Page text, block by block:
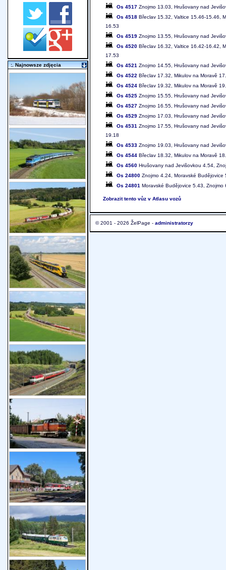
Os 4517 Znojmo 13.03, Hrušovany nad
Os 4518 Břeclav 15.32, Valtice 15.46-15.46,
16.53
Os 4519 Znojmo 13.55, Hrušovany nad
Os 4520 Břeclav 16.32, Valtice 16.42-16.42,
17.53
Os 4521 Znojmo 14.55, Hrušovany nad
Os 4522 Břeclav 17.32, Mikulov na Moravě
Os 4524 Břeclav 19.32, Mikulov na Moravě
Os 4525 Znojmo 15.55, Hrušovany nad
Os 4527 Znojmo 16.55, Hrušovany nad
Os 4529 Znojmo 17.03, Hrušovany nad
Os 4531 Znojmo 17.55, Hrušovany nad
19.18
Os 4533 Znojmo 19.03, Hrušovany nad
Os 4544 Břeclav 18.32, Mikulov na Moravě
Os 4560 Hrušovany nad Jevišovkou 4.54,
Os 24800 Znojmo 4.24, Moravské Budějovice
Os 24801 Moravské Budějovice 5.43, Znojmo
Zobrazit tento vůz v Atlasu vozů
© 2001 - 2026 ŽelPage - administratorzy
:. Najnowsze zdjęcia